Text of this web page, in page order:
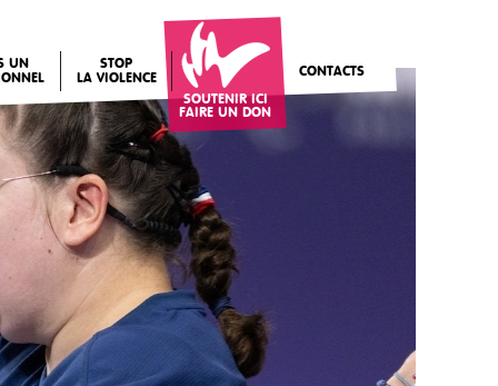
UN
STOP
LA VIOLENCE
SOUTENIR ICI
FAIRE UN DON
CONTACTS